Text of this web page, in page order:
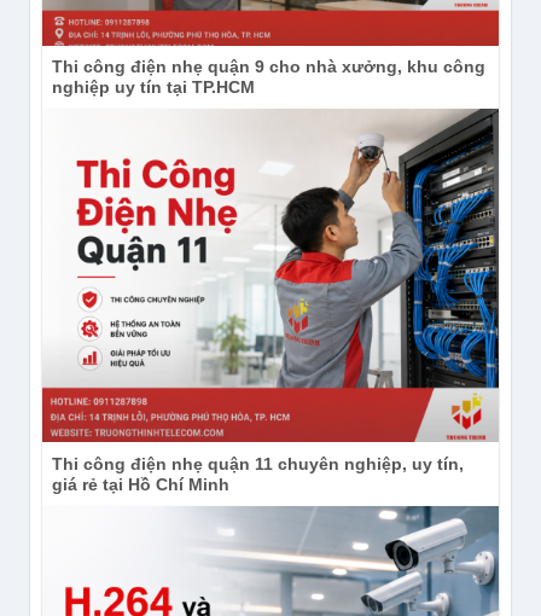
Thi công điện nhẹ quận 9 cho nhà xưởng, khu công
nghiệp uy tín tại TP.HCM
Thi công điện nhẹ quận 11 chuyên nghiệp, uy tín,
giá rẻ tại Hồ Chí Minh